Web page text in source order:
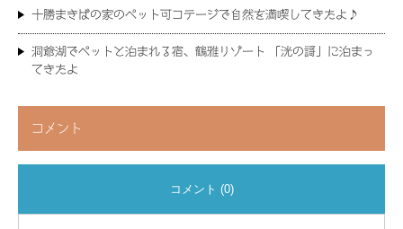
十勝まきばの家のペット可コテージで自然を満喫してきたよ♪
洞爺湖でペットと泊まれる宿、鶴雅リゾート 「洸の謌」に泊まっ
てきたよ
コメント
コメント (0)